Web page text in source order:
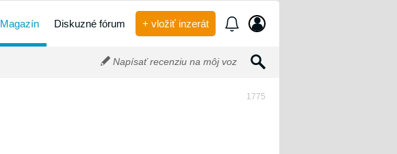
Magazín Diskuzné fórum + vložiť inzerát
Napísať recenziu na môj voz
1775